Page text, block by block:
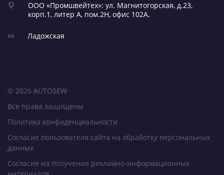
ООО «Промшвейтех»: ул. Магнитогорская, д.23,
корп.1, литер А, пом.2Н, офис 102А.
Ладожская
© 2026 AUTOSEW
Все права защищены
Политика конфиденциальности
Согласие пользователя сайта на обработку персональных
данных
Согласие на получение рекламно-информационных